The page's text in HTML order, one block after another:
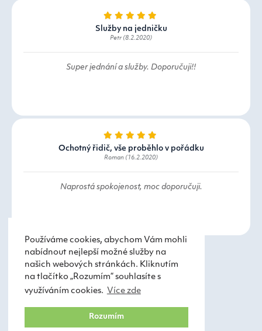
Používáme cookies, abychom Vám mohli
nabídnout nejlepší možné služby na
našich webových stránkách. Kliknutím
na tlačítko „Rozumím“ souhlasíte s
využíváním cookies. Více zde
Rozumím
Služby na jedničku
Petr (8.2.2020)
Super jednání a služby. Doporučuji!!
Ochotný řidič, vše proběhlo v pořádku
Roman (16.2.2020)
Naprostá spokojenost, moc doporučuji.
Taxi Praha Obchodní podmínky